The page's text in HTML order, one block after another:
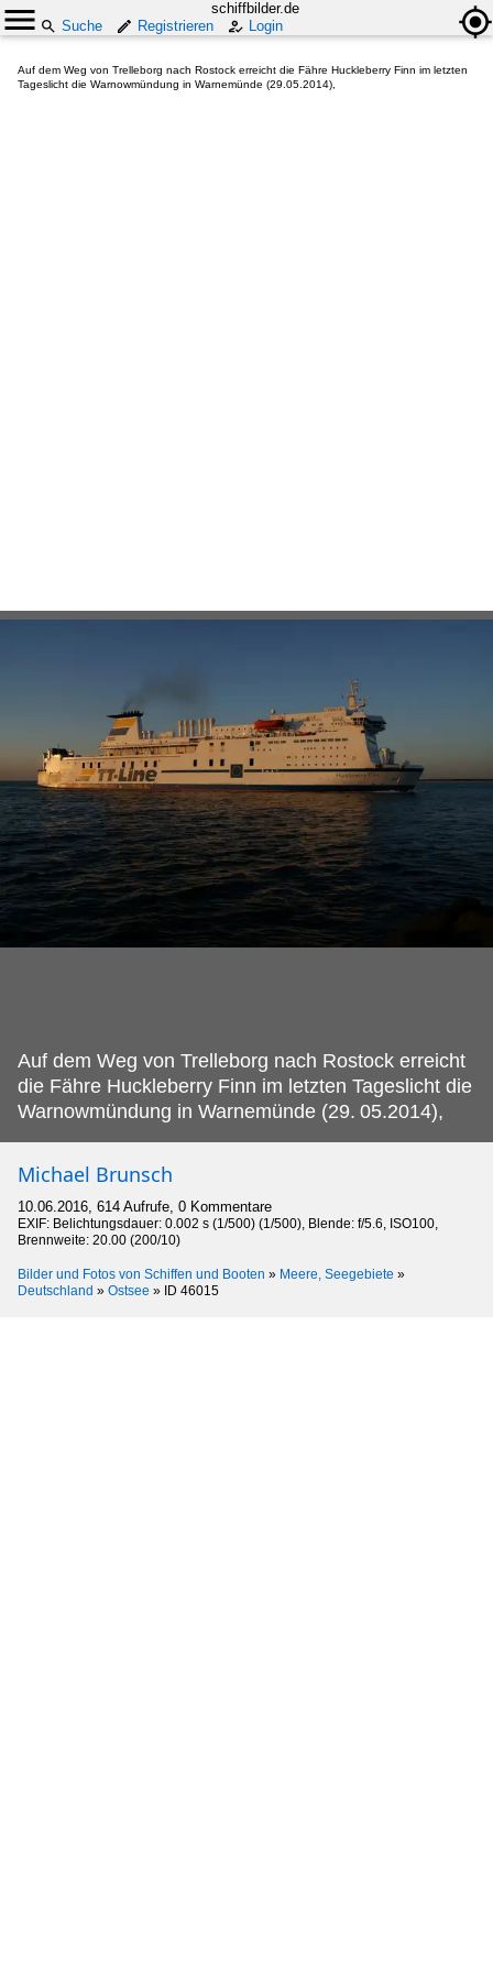
schiffbilder.de
Suche
Registrieren Login
Auf dem Weg von Trelleborg nach Rostock erreicht die Fähre Huckleberry Finn im letzten
Tageslicht die Warnowmündung in Warnemünde (29.05.2014),
Auf dem Weg von Trelleborg nach Rostock erreicht
die Fähre Huckleberry Finn im letzten Tageslicht die
Warnowmündung in Warnemünde (29. 05.2014),
Michael Brunsch
10.06.2016, 614 Aufrufe, 0 Kommentare
EXIF: Belichtungsdauer: 0.002 s (1/500) (1/500), Blende: f/5.6, ISO100,
Brennweite: 20.00 (200/10)
Bilder und Fotos von Schiffen und Booten » Meere, Seegebiete »
Deutschland » Ostsee » ID 46015